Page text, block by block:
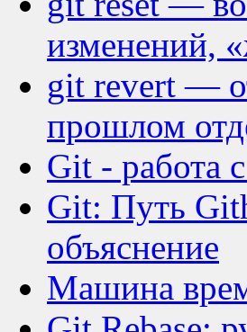
изменений,
git revert —
прошлом
Git - работа
Git: Путь
объяснение
Машина